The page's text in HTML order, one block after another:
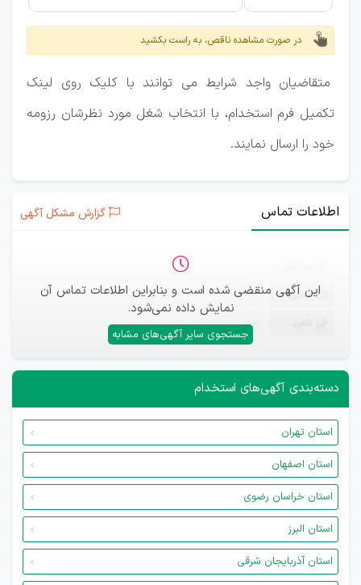
در صورت مشاهده ناقص، به راست بکشید
متقاضیان واجد شرایط می توانند با کلیک روی لینک
تکمیل فرم استخدام، با انتخاب شغل مورد نظرشان رزومه
خود را ارسال نمایند.
اطلاعات تماس گزارش مشکل آگهی
این آگهی منقضی شده است و بنابراین اطلاعات تماس آن
نمایش داده نمی‌شود.
جستجوی سایر آگهی‌های مشابه
ایمیل —
—
دسته‌بندی آگهی‌های استخدام
استان تهران
استان اصفهان
استان خراسان رضوی
استان البرز
استان آذربایجان شرقی